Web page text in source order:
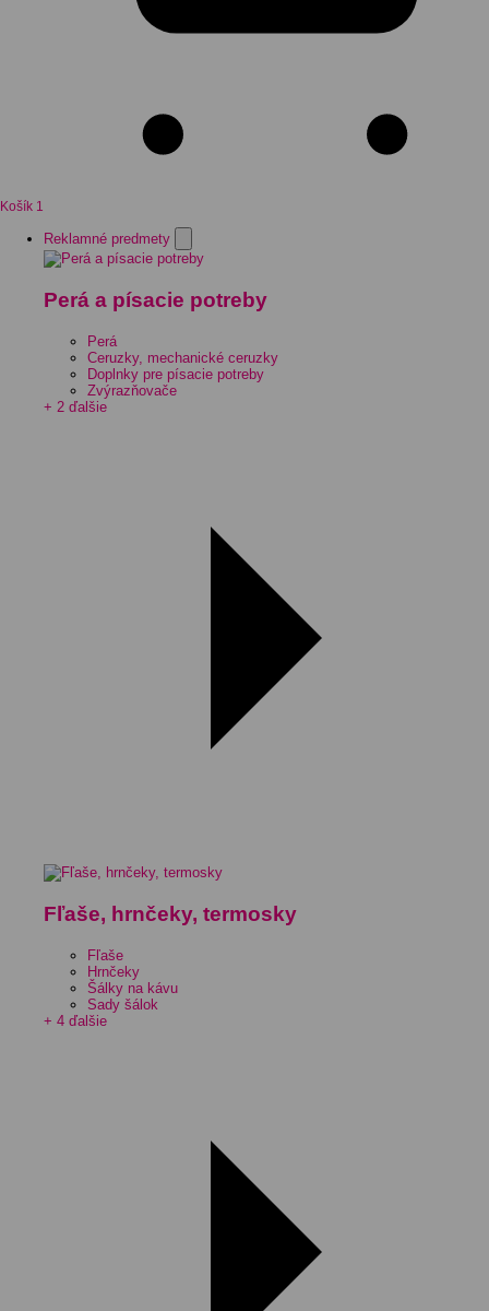
Košík 1
Reklamné predmety
Perá a písacie potreby
Perá
Ceruzky, mechanické ceruzky
Doplnky pre písacie potreby
Zvýrazňovače
+ 2 ďalšie
Fľaše, hrnčeky, termosky
Fľaše
Hrnčeky
Šálky na kávu
Sady šálok
+ 4 ďalšie